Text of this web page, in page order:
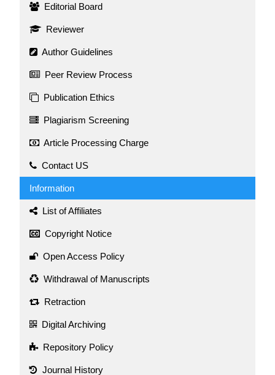
Editorial Board
Reviewer
Author Guidelines
Peer Review Process
Publication Ethics
Plagiarism Screening
Article Processing Charge
Contact US
Information
List of Affiliates
Copyright Notice
Open Access Policy
Withdrawal of Manuscripts
Retraction
Digital Archiving
Repository Policy
Journal History